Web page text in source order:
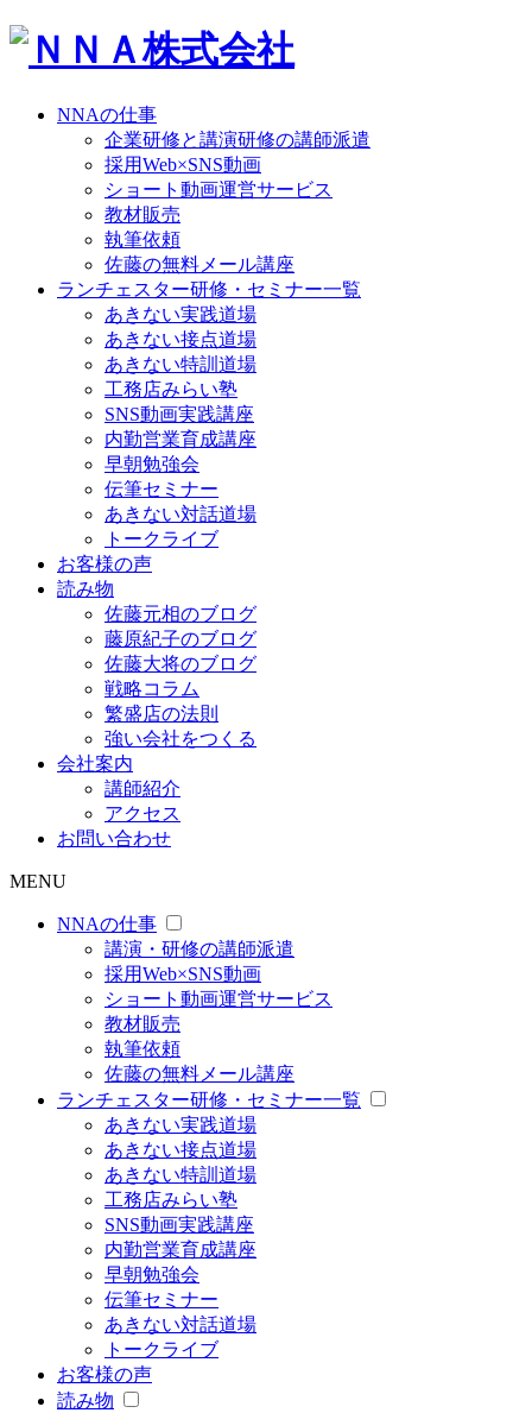
NNAの仕事
企業研修と講演研修の講師派遣
採用Web×SNS動画
ショート動画運営サービス
教材販売
執筆依頼
佐藤の無料メール講座
ランチェスター研修・セミナー一覧
あきない実践道場
あきない接点道場
あきない特訓道場
工務店みらい塾
SNS動画実践講座
内勤営業育成講座
早朝勉強会
伝筆セミナー
あきない対話道場
トークライブ
お客様の声
読み物
佐藤元相のブログ
藤原紀子のブログ
佐藤大将のブログ
戦略コラム
繁盛店の法則
強い会社をつくる
会社案内
講師紹介
アクセス
お問い合わせ
MENU
NNAの仕事
講演・研修の講師派遣
採用Web×SNS動画
ショート動画運営サービス
教材販売
執筆依頼
佐藤の無料メール講座
ランチェスター研修・セミナー一覧
あきない実践道場
あきない接点道場
あきない特訓道場
工務店みらい塾
SNS動画実践講座
内勤営業育成講座
早朝勉強会
伝筆セミナー
あきない対話道場
トークライブ
お客様の声
読み物